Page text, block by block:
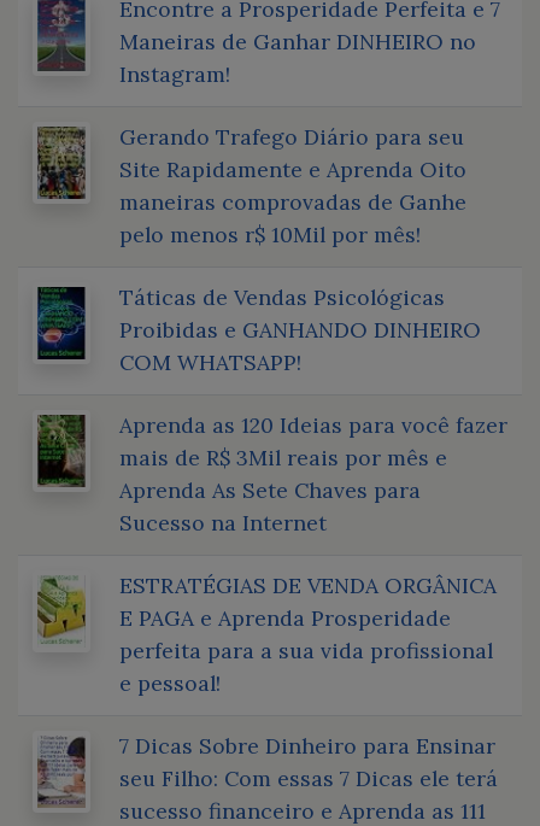
Encontre a Prosperidade Perfeita e 7
Maneiras de Ganhar DINHEIRO no
Instagram!
Gerando Trafego Diário para seu
Site Rapidamente e Aprenda Oito
maneiras comprovadas de Ganhe
pelo menos r$ 10Mil por mês!
Táticas de Vendas Psicológicas
Proibidas e GANHANDO DINHEIRO
COM WHATSAPP!
Aprenda as 120 Ideias para você fazer
mais de R$ 3Mil reais por mês e
Aprenda As Sete Chaves para
Sucesso na Internet
ESTRATÉGIAS DE VENDA ORGÂNICA
E PAGA e Aprenda Prosperidade
perfeita para a sua vida profissional
e pessoal!
7 Dicas Sobre Dinheiro para Ensinar
seu Filho: Com essas 7 Dicas ele terá
sucesso financeiro e Aprenda as 111